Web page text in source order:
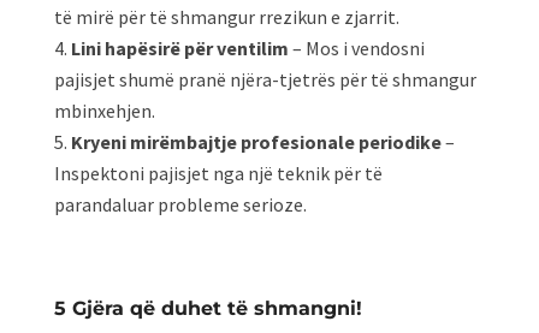
të mirë për të shmangur rrezikun e zjarrit.
Lini hapësirë për ventilim – Mos i vendosni
pajisjet shumë pranë njëra-tjetrës për të shmangur
mbinxehjen.
Kryeni mirëmbajtje profesionale periodike–
Inspektoni pajisjet nga një teknik për të
parandaluar probleme serioze.
5 Gjëra që duhet të shmangni!